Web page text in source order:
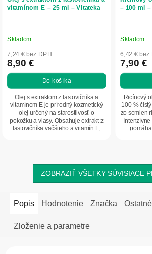
vitamínom E – 25 ml – Vitateka
Skladom
7,24 € bez DPH
8,90 €
Do košíka
Olej s extraktom z lastovičníka a
vitamínom E je prírodný kozmetický
olej určený na starostlivosť o
pokožku a vlasy. Obsahuje extrakt z
lastovičníka väčšieho a vitamín E,
– 100 ml
Skladom
6,42 € bez
7,90 €
Ricínový
100 %
zo semien
ZOBRAZIŤ VŠETKY SÚVISIACE
Popis Hodnotenie Značka
Zloženie a parametre